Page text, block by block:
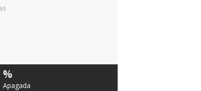
%
Apagada